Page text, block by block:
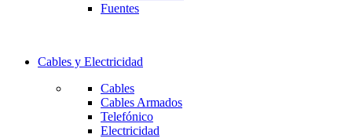
Fuentes
Cables y Electricidad
Cables
Cables Armados
Telefónico
Electricidad